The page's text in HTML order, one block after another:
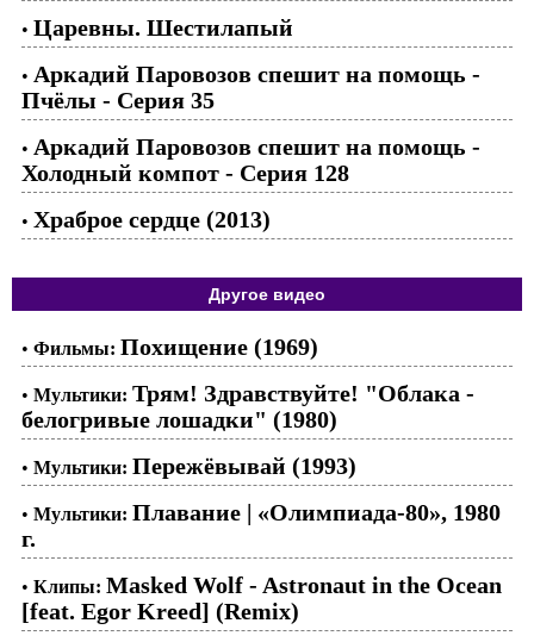
• Царевны. Шестилапый
• Аркадий Паровозов спешит на помощь -
Пчёлы - Серия 35
• Аркадий Паровозов спешит на помощь -
Холодный компот - Серия 128
• Храброе сердце (2013)
Другое видео
• Фильмы: Похищение (1969)
• Мультики: Трям! Здравствуйте! "Облака -
белогривые лошадки" (1980)
• Мультики: Пережёвывай (1993)
• Мультики: Плавание | «Олимпиада-80», 1980
г.
• Клипы: Masked Wolf - Astronaut in the Ocean
[feat. Egor Kreed] (Remix)